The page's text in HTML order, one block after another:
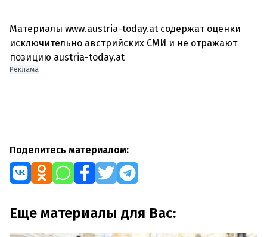
Материалы www.austria-today.at содержат оценки
исключительно австрийских СМИ и не отражают
позицию austria-today.at
Реклама
Поделитесь материалом:
Еще материалы для Вас: